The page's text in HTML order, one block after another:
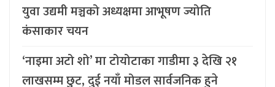
युवा उद्यमी मञ्चको अध्यक्षमा आभूषण ज्योति
कंसाकार चयन
‘नाइमा अटो शो’ मा टोयोटाका गाडीमा ३ देखि २१
लाखसम्म छुट, दुई नयाँ मोडल सार्वजनिक हुने